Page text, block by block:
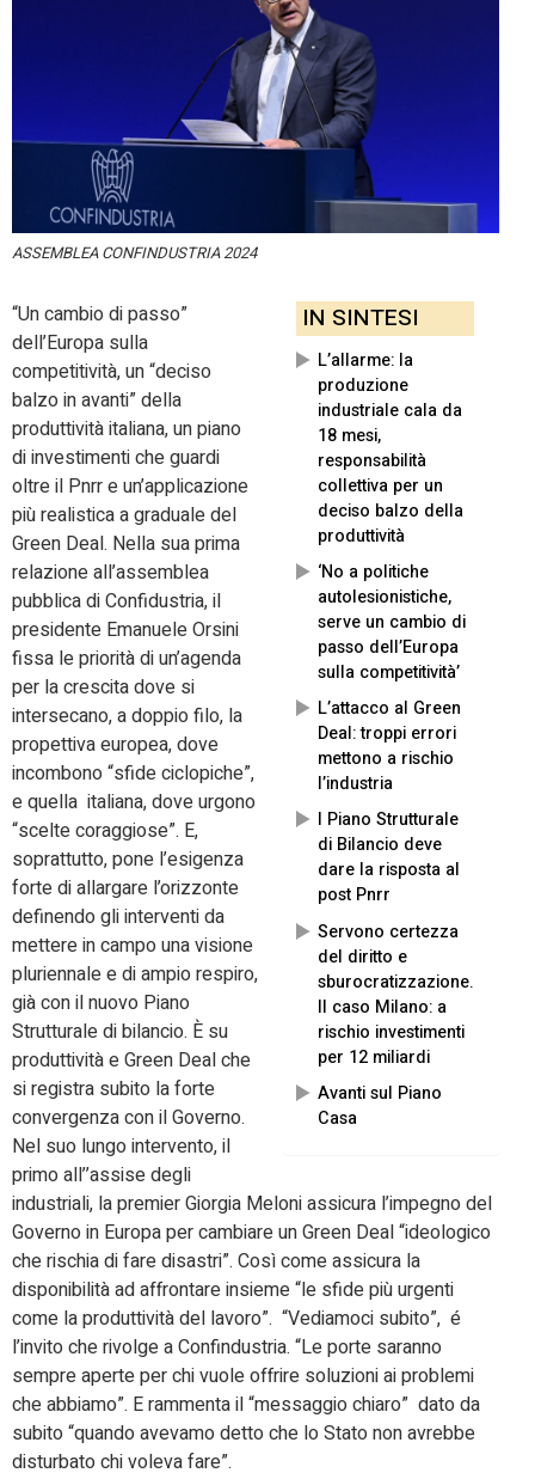
ASSEMBLEA CONFINDUSTRIA 2024
IN SINTESI
L’allarme: la
produzione
industriale cala da
18 mesi,
responsabilità
collettiva per un
deciso balzo della
produttività
‘No a politiche
autolesionistiche,
serve un cambio di
passo dell’Europa
sulla competitività’
L’attacco al Green
Deal: troppi errori
mettono a rischio
l’industria
I Piano Strutturale
di Bilancio deve
dare la risposta al
post Pnrr
Servono certezza
del diritto e
sburocratizzazione.
Il caso Milano: a
rischio investimenti
per 12 miliardi
Avanti sul Piano
Casa
“Un cambio di passo”
dell’Europa sulla
competitività, un “deciso
balzo in avanti” della
produttività italiana, un piano
di investimenti che guardi
oltre il Pnrr e un’applicazione
più realistica a graduale del
Green Deal. Nella sua prima
relazione all’assemblea
pubblica di Confidustria, il
presidente Emanuele Orsini
fissa le priorità di un’agenda
per la crescita dove si
intersecano, a doppio filo, la
propettiva europea, dove
incombono “sfide ciclopiche”,
e quella italiana, dove urgono
“scelte coraggiose”. E,
soprattutto, pone l’esigenza
forte di allargare l’orizzonte
definendo gli interventi da
mettere in campo una visione
pluriennale e di ampio respiro,
già con il nuovo Piano
Strutturale di bilancio. È su
produttività e Green Deal che
si registra subito la forte
convergenza con il Governo.
Nel suo lungo intervento, il
primo all’’assise degli
industriali, la premier Giorgia Meloni assicura l’impegno del
Governo in Europa per cambiare un Green Deal “ideologico
che rischia di fare disastri”. Così come assicura la
disponibilità ad affrontare insieme “le sfide più urgenti
come la produttività del lavoro”. “Vediamoci subito”, é
l’invito che rivolge a Confindustria. “Le porte saranno
sempre aperte per chi vuole offrire soluzioni ai problemi
che abbiamo”. E rammenta il “messaggio chiaro” dato da
subito “quando avevamo detto che lo Stato non avrebbe
disturbato chi voleva fare”.